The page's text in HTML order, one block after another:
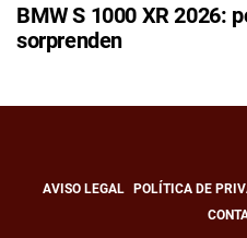
BMW S 1000 XR 2026:
sorprenden
AVISO LEGAL POLÍTICA DE